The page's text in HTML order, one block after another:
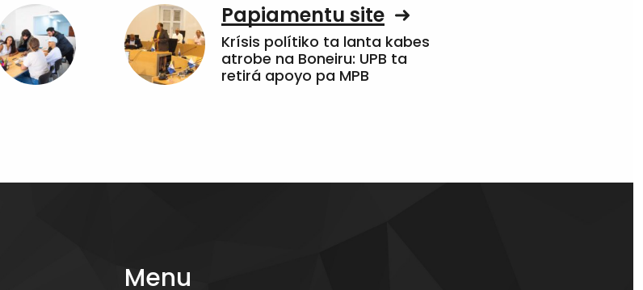
Papiamentu site
Krísis polítiko ta lanta kabes
atrobe na Boneiru: UPB ta
retirá apoyo pa MPB
Menu